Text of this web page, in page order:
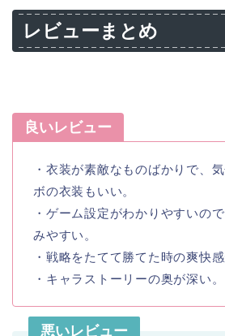
レビューまとめ
良いレビュー
・衣装が素敵なものばかりで、
ボの衣装もいい。
・ゲーム設定がわかりやすいの
みやすい。
・戦略をたてて勝てた時の爽快感
・キャラストーリーの奥が深い。
悪いレビュー